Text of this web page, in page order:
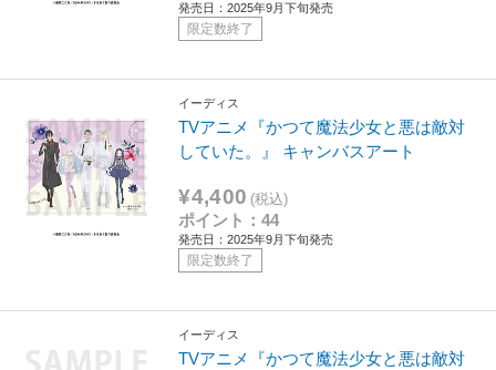
発売日：2025年9月下旬発売
限定数終了
イーディス
TVアニメ『かつて魔法少女と悪は敵対
していた。』 キャンバスアート
¥4,400 (税込)
ポイント：44
発売日：2025年9月下旬発売
限定数終了
イーディス
TVアニメ『かつて魔法少女と悪は敵対